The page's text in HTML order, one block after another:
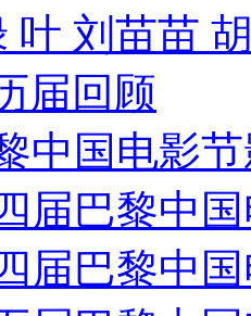
叶 刘苗苗
届回顾
中国电影
届巴黎中
届巴黎中